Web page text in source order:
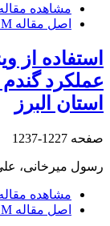
مشاهده
اصل مقاله M
استفاده از
عملکرد
استان البرز
صفحه 1227-1237
رسول میرخانی،
مشاهده
اصل مقاله M